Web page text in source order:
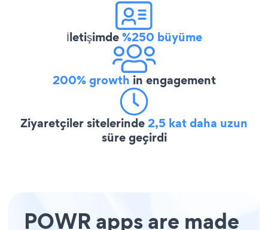
İletişimde%250 büyüme
200% growth in engagement
Ziyaretçiler sitelerinde2,5 kat daha uzun
süre geçirdi
POWR apps are made